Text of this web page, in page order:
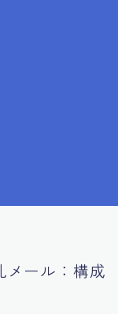
メール：構成